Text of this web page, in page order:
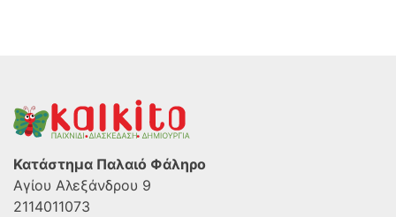
Κατάστημα Παλαιό Φάληρο
Αγίου Αλεξάνδρου 9
2114011073